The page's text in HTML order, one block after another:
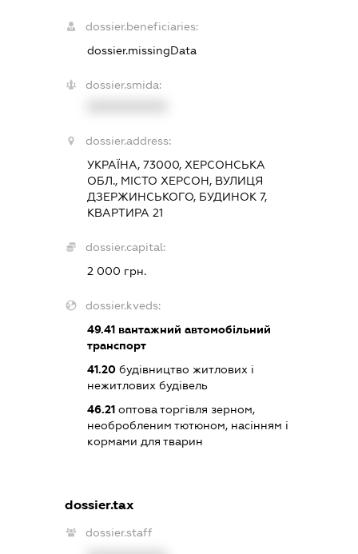
dossier.beneficiaries:
dossier.missingData
dossier.smida:
dossier.address:
УКРАЇНА, 73000, ХЕРСОНСЬКА
ОБЛ., МІСТО ХЕРСОН, ВУЛИЦЯ
ДЗЕРЖИНСЬКОГО, БУДИНОК 7,
КВАРТИРА 21
dossier.capital:
2 000 грн.
dossier.kveds:
49.41вантажний автомобільний
транспорт
41.20будівництво житлових і
нежитлових будівель
46.21оптова торгівля зерном,
необробленим тютюном, насінням і
кормами для тварин
dossier.tax
dossier.staff